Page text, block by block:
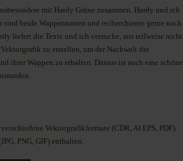
mit Hardy Grüne zusammen. Hardy und ich
beide Wappennarren und recherchieren gerne nach
liefert die Texte und ich versuche, aus teilweise nicht
zu erstellen, um der Nachwelt die
ihrer Wappen zu erhalten. Daraus ist auch eine schöne
Vektorgrafikformate (CDR, AI EPS, PDF)
PNG, GIF) enthalten.